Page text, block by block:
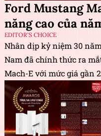
Ford Mustang
năng cao của
EDITOR'S CHOICE
Nhân dịp kỷ niệm 30
Nam đã chính thức ra
Mach-E với mức giá gần